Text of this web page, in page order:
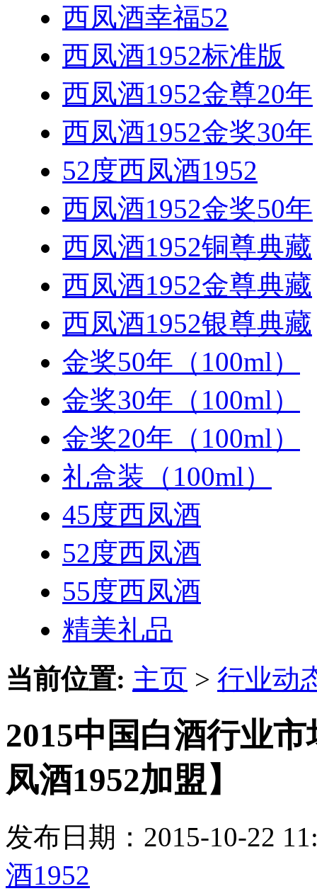
西凤酒幸福52
西凤酒1952标准版
西凤酒1952金尊20年
西凤酒1952金奖30年
52度西凤酒1952
西凤酒1952金奖50年
西凤酒1952铜尊典藏
西凤酒1952金尊典藏
西凤酒1952银尊典藏
金奖50年（100ml）
金奖30年（100ml）
金奖20年（100ml）
礼盒装（100ml）
45度西凤酒
52度西凤酒
55度西凤酒
精美礼品
当前位置: 主页 > 行业动
2015中国白酒行业
凤酒1952加盟】
发布日期：2015-10-22
酒1952